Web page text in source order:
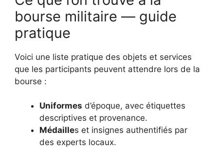
bourse militaire — guide
pratique
Voici une liste pratique des objets et services
que les participants peuvent attendre lors de la
bourse :
Uniformes d’époque, avec étiquettes
descriptives et provenance.
Médailles et insignes authentifiés par
des experts locaux.